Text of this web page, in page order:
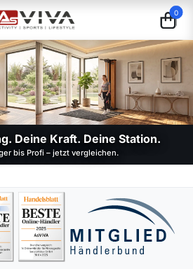
0
Deine Kraft. Deine Station.
bis Profi – jetzt vergleichen.